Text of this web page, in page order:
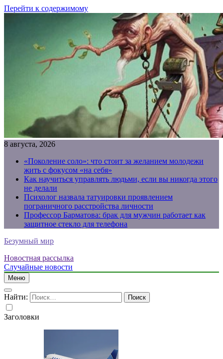
Перейти к содержимому
8 августа, 2026
«Поколение соло»: что стоит за желанием молодежи
жить с фокусом «на себя»
Как научиться управлять людьми, если вы никогда этого
не делали
Психолог назвала татуировки проявлением
пограничного расстройства личности
Профессор Барматова: брак для мужчин работает как
защитное стекло для телефона
Безумный мир
Новостная рассылка
Случайные новости
Меню
Найти:
Заголовки